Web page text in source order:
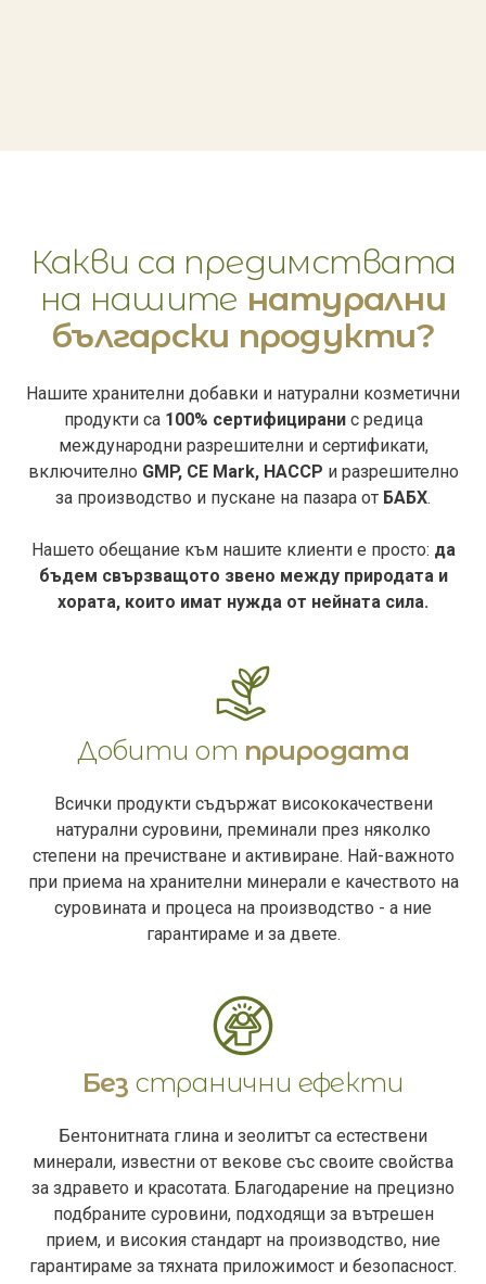
Какви са предимствата
на нашите натурални
български продукти?
Нашите хранителни добавки и натурални козметични
продукти са 100% сертифициранис редица
международни разрешителни и сертификати,
включително GMP, CE Mark, HACCP и разрешително
за производство и пускане на пазара от БАБХ.
Нашето обещание към нашите клиенти е просто: да
бъдем свързващото звено между природата и
хората, които имат нужда от нейната сила.
Добити от природата
Всички продукти съдържат висококачествени
натурални суровини, преминали през няколко
степени на пречистване и активиране. Най-важното
при приема на хранителни минерали е качеството на
суровината и процеса на производство - а ние
гарантираме и за двете.
Без странични ефекти
Бентонитната глина и зеолитът са естествени
минерали, известни от векове със своите свойства
за здравето и красотата. Благодарение на прецизно
подбраните суровини, подходящи за вътрешен
прием, и високия стандарт на производство, ние
гарантираме за тяхната приложимост и безопасност.